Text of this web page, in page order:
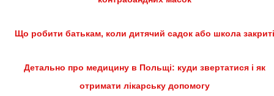
Що робити батькам, коли дитячий садок або школа
Детально про медицину в Польщі: куди звертатися і як
отримати лікарську допомогу